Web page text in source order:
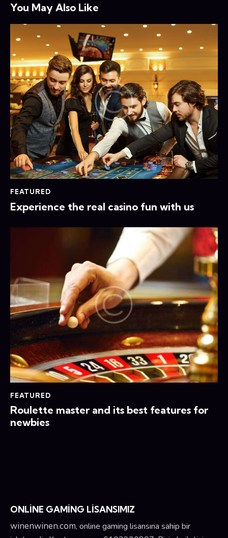
You May Also Like
FEATURED
Experience the real casino fun with us
FEATURED
Roulette master and its best features for
newbies
ONLİNE GAMİNG LİSANSIMIZ
winenwinen.com, online gaming lisansına sahip bir